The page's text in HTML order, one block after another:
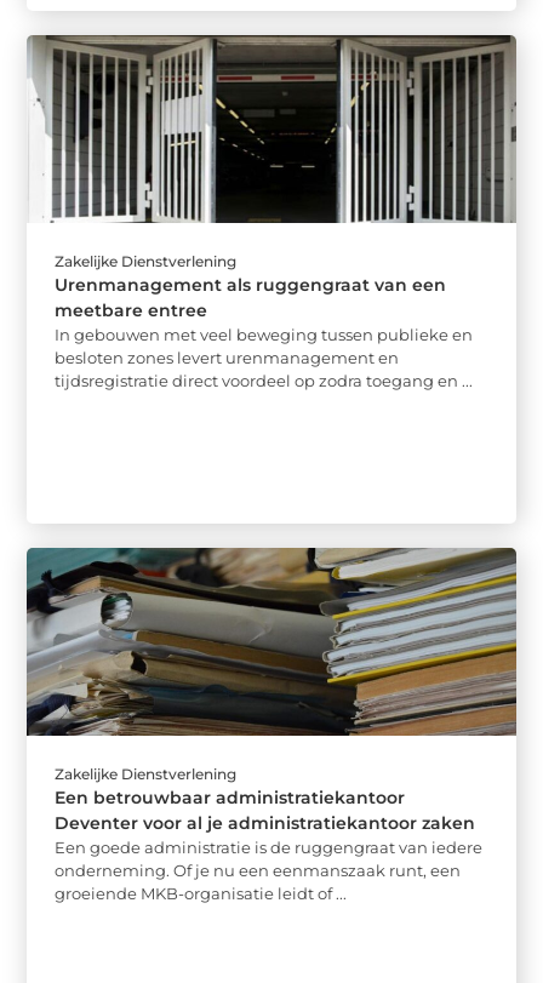
Zakelijke Dienstverlening
Urenmanagement als ruggengraat van een
meetbare entree
In gebouwen met veel beweging tussen publieke en
besloten zones levert urenmanagement en
tijdsregistratie direct voordeel op zodra toegang en ...
Zakelijke Dienstverlening
Een betrouwbaar administratiekantoor
Deventer voor al je administratiekantoor zaken
Een goede administratie is de ruggengraat van iedere
onderneming. Of je nu een eenmanszaak runt, een
groeiende MKB-organisatie leidt of ...